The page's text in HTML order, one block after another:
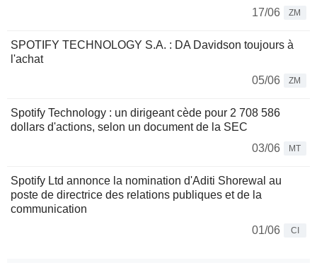
17/06
ZM
SPOTIFY TECHNOLOGY S.A. : DA Davidson toujours à
l'achat
05/06
ZM
Spotify Technology : un dirigeant cède pour 2 708 586
dollars d'actions, selon un document de la SEC
03/06
MT
Spotify Ltd annonce la nomination d'Aditi Shorewal au
poste de directrice des relations publiques et de la
communication
01/06
CI